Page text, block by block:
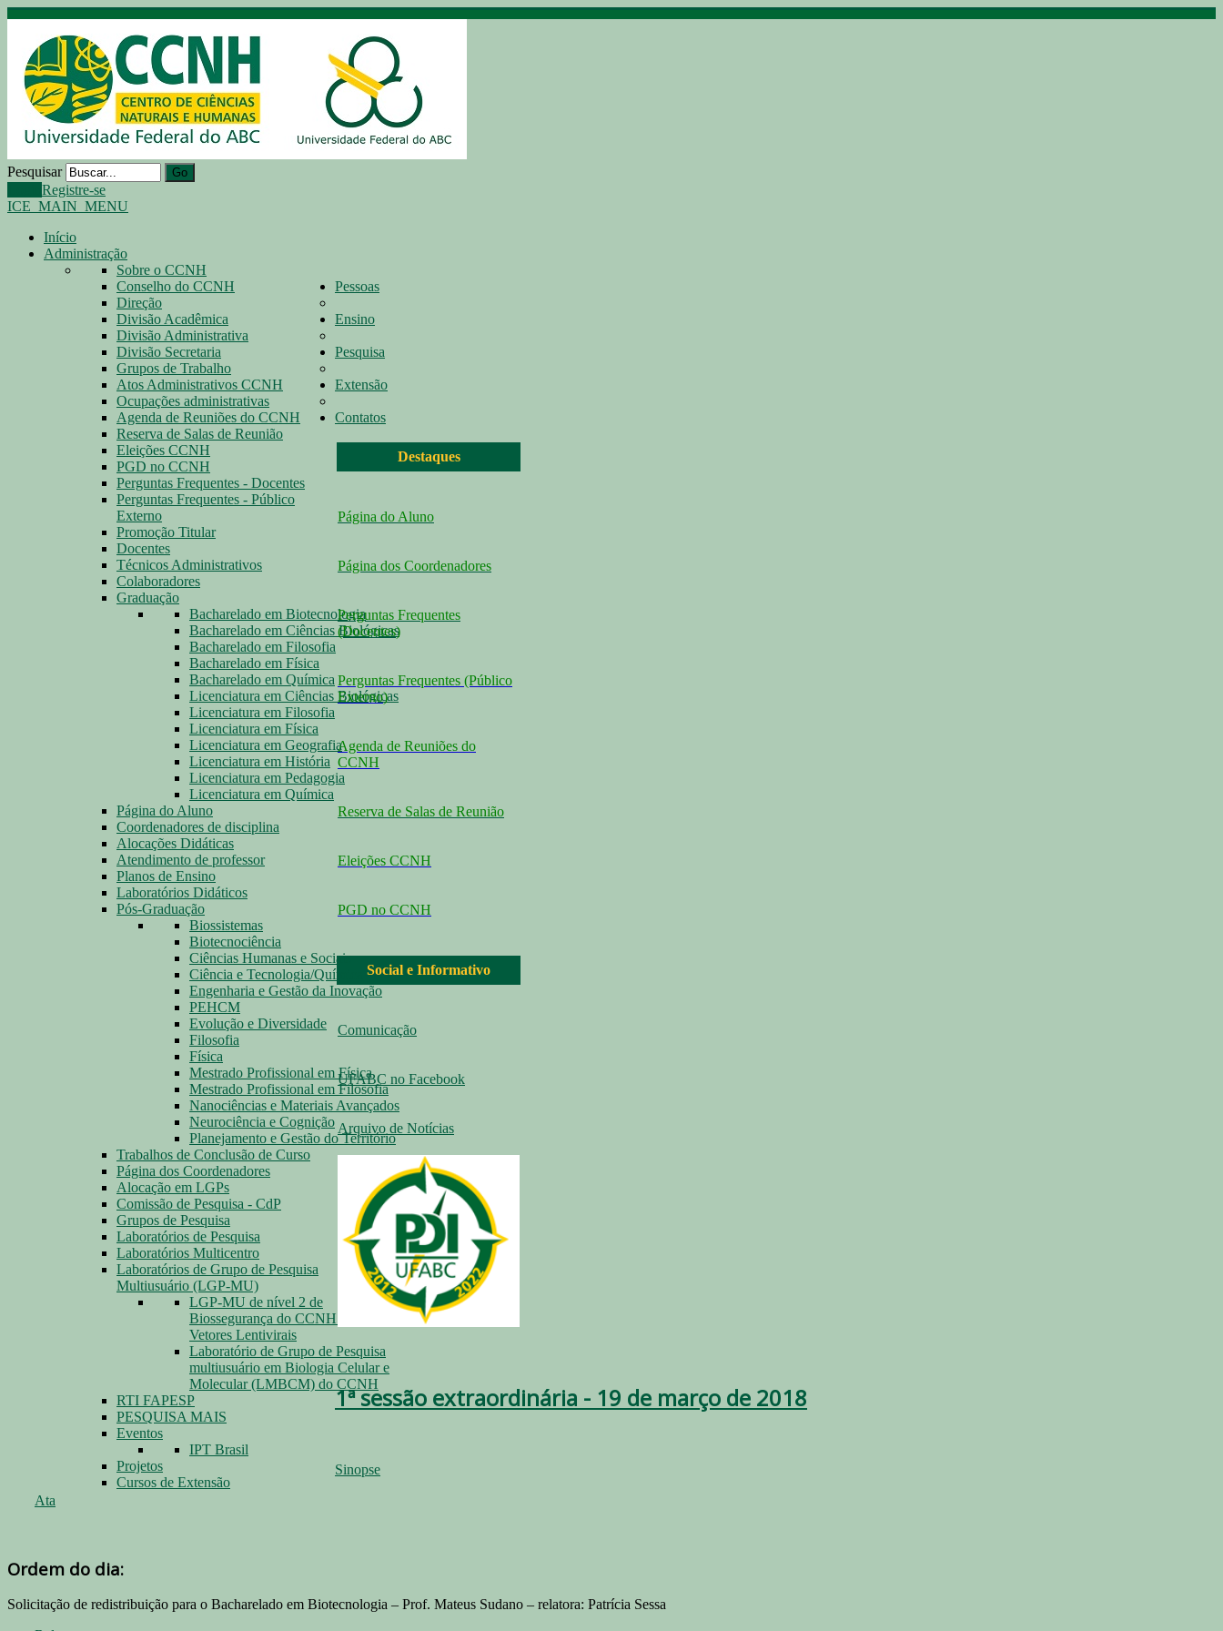
Pesquisar Go
Registre-se
ICE_MAIN_MENU
Início
Administração
Sobre o CCNH
Conselho do CCNH
Direção
Divisão Acadêmica
Divisão Administrativa
Divisão Secretaria
Grupos de Trabalho
Atos Administrativos CCNH
Ocupações administrativas
Agenda de Reuniões do CCNH
Reserva de Salas de Reunião
Eleições CCNH
PGD no CCNH
Perguntas Frequentes - Docentes
Perguntas Frequentes - Público
Externo
Promoção Titular
Pessoas
Docentes
Técnicos Administrativos
Colaboradores
Ensino
Graduação
Bacharelado em Biotecnologia
Bacharelado em Ciências Biológicas
Bacharelado em Filosofia
Bacharelado em Física
Bacharelado em Química
Licenciatura em Ciências Biológicas
Licenciatura em Filosofia
Licenciatura em Física
Licenciatura em Geografia
Licenciatura em História
Licenciatura em Pedagogia
Licenciatura em Química
Página do Aluno
Coordenadores de disciplina
Alocações Didáticas
Atendimento de professor
Planos de Ensino
Laboratórios Didáticos
Pós-Graduação
Biossistemas
Biotecnociência
Ciências Humanas e Sociais
Ciência e Tecnologia/Química
Engenharia e Gestão da Inovação
PEHCM
Evolução e Diversidade
Filosofia
Física
Mestrado Profissional em Física
Mestrado Profissional em Filosofia
Nanociências e Materiais Avançados
Neurociência e Cognição
Planejamento e Gestão do Território
Trabalhos de Conclusão de Curso
Página dos Coordenadores
Pesquisa
Alocação em LGPs
Comissão de Pesquisa - CdP
Grupos de Pesquisa
Laboratórios de Pesquisa
Laboratórios Multicentro
Laboratórios de Grupo de Pesquisa
Multiusuário (LGP-MU)
LGP-MU de nível 2 de
Biossegurança do CCNH para
Vetores Lentivirais
Laboratório de Grupo de Pesquisa
multiusuário em Biologia Celular e
Molecular (LMBCM) do CCNH
RTI FAPESP
PESQUISA MAIS
Extensão
Eventos
IPT Brasil
Projetos
Cursos de Extensão
Contatos
Destaques
Página do Aluno
Página dos Coordenadores
Perguntas Frequentes
(Docentes)
Perguntas Frequentes (Público
Externo)
Agenda de Reuniões do
CCNH
Reserva de Salas de Reunião
Eleições CCNH
PGD no CCNH
Social e Informativo
Comunicação
UFABC no Facebook
Arquivo de Notícias
1ª sessão extraordinária - 19 de março de 2018
Sinopse
Ata
Ordem do dia:
Solicitação de redistribuição para o Bacharelado em Biotecnologia – Prof. Mateus Sudano – relatora: Patrícia Sessa